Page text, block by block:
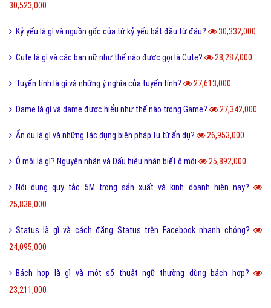
30,523,000
Kỷ yếu là gì và nguồn gốc của từ kỷ yếu bắt đầu từ đâu? 30,332,000
Cute là gì và các bạn nữ như thế nào được gọi là Cute? 28,287,000
Tuyến tính là gì và những ý nghĩa của tuyến tính? 27,613,000
Dame là gì và dame được hiểu như thế nào trong Game? 27,342,000
Ẩn dụ là gì và những tác dụng biện pháp tu từ ẩn dụ? 26,953,000
Ô môi là gì? Nguyên nhân và Dấu hiệu nhận biết ô môi 25,892,000
Nội dung quy tắc 5M trong sản xuất và kinh doanh hiện nay?
25,838,000
Status là gì và cách đăng Status trên Facebook nhanh chóng?
24,095,000
Bách hợp là gì và một số thuật ngữ thường dùng bách hợp?
23,211,000